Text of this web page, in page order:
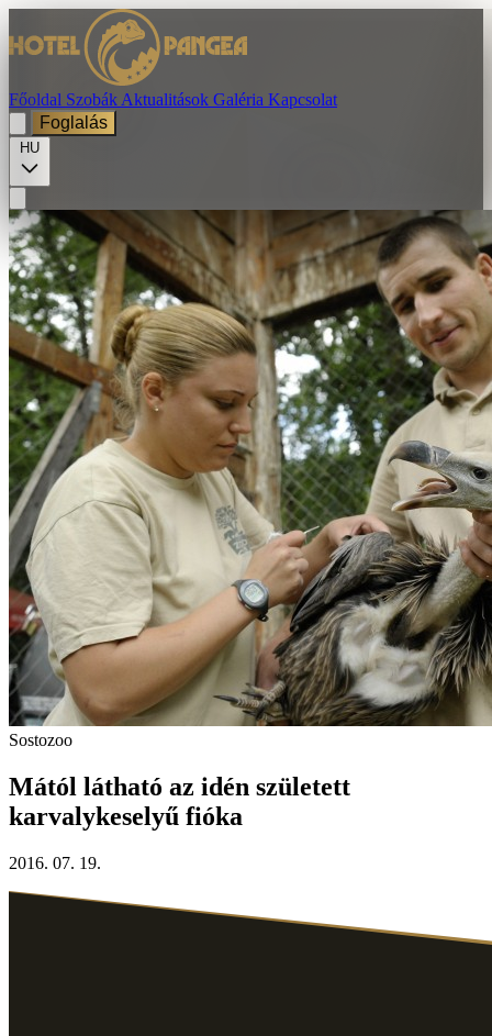
Főoldal Szobák Aktualitások Galéria Kapcsolat
Foglalás
HU
Sostozoo
Mától látható az idén született
karvalykeselyű fióka
2016. 07. 19.